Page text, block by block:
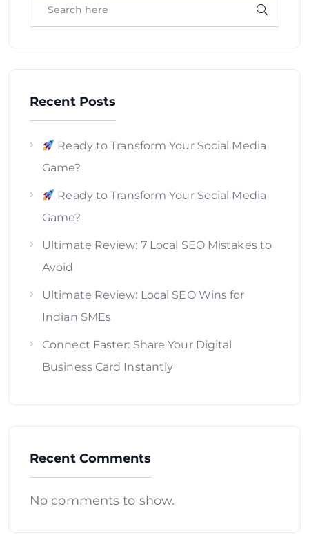
Recent Posts
Ready to Transform Your Social Media
Game?
Ready to Transform Your Social Media
Game?
Ultimate Review: 7 Local SEO Mistakes to
Avoid
Ultimate Review: Local SEO Wins for
Indian SMEs
Connect Faster: Share Your Digital
Business Card Instantly
Recent Comments
No comments to show.